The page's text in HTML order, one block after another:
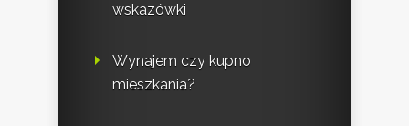
wskazówki
Wynajem czy kupno
mieszkania?